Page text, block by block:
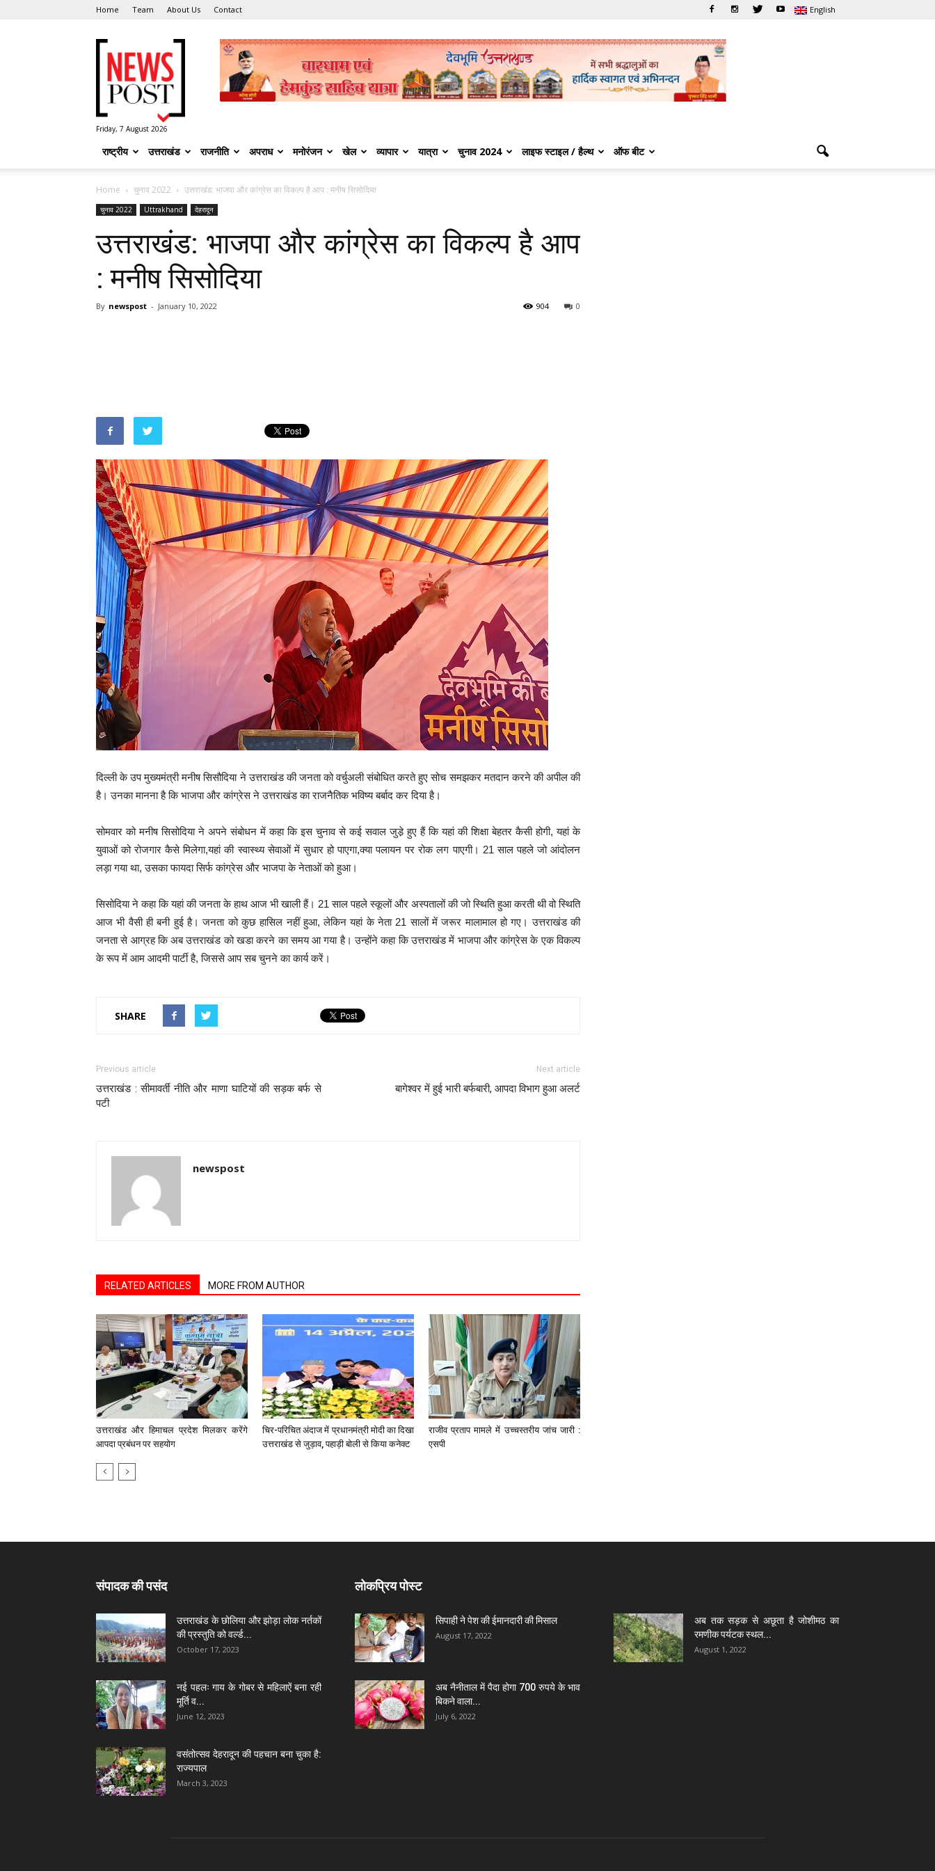
Home Team About Us Contact English
Post
Friday, 7 August 2026
राष्ट्रीय उत्तराखंड राजनीति अपराध मनोरंजन खेल व्यापार यात्रा चुनाव 2024 लाइफ स्टाइल / हैल्थ ऑफ बीट
Home चुनाव 2022 उत्तराखंड: भाजपा और कांग्रेस का विकल्प है आप : मनीष सिसोदिया
चुनाव 2022 Uttrakhand देहरादून
उत्तराखंड: भाजपा और कांग्रेस का विकल्प है आप
: मनीष सिसोदिया
By newspost - January 10, 2022 0
904
दिल्ली के उप मुख्यमंत्री मनीष सिसौदिया ने उत्तराखंड की जनता को वर्चुअली संबोधित करते हुए सोच समझकर मतदान करने की अपील की
है। उनका मानना है कि भाजपा और कांग्रेस ने उत्तराखंड का राजनैतिक भविष्य बर्बाद कर दिया है।
सोमवार को मनीष सिसोदिया ने अपने संबोधन में कहा कि इस चुनाव से कई सवाल जुडे़ हुए हैं कि यहां की शिक्षा बेहतर कैसी होगी, यहां के
युवाओं को रोजगार कैसे मिलेगा,यहां की स्वास्थ्य सेवाओं में सुधार हो पाएगा,क्या पलायन पर रोक लग पाएगी। 21 साल पहले जो आंदोलन
लड़ा गया था, उसका फायदा सिर्फ कांग्रेस और भाजपा के नेताओं को हुआ।
सिसोदिया ने कहा कि यहां की जनता के हाथ आज भी खाली हैं। 21 साल पहले स्कूलों और अस्पतालों की जो स्थिति हुआ करती थी वो स्थिति
आज भी वैसी ही बनी हुई है। जनता को कुछ हासिल नहीं हुआ, लेकिन यहां के नेता 21 सालों में जरूर मालामाल हो गए। उत्तराखंड की
जनता से आग्रह कि अब उत्तराखंड को खडा करने का समय आ गया है। उन्होंने कहा कि उत्तराखंड में भाजपा और कांग्रेस के एक विकल्प
के रूप में आम आदमी पार्टी है, जिससे आप सब चुनने का कार्य करें।
SHARE
Previous article
उत्तराखंड : सीमावर्ती नीति और माणा घाटियों की सड़क बर्फ से
पटी
Next article
बागेश्वर में हुई भारी बर्फबारी, आपदा विभाग हुआ अलर्ट
newspost
RELATED ARTICLES MORE FROM AUTHOR
उत्तराखंड और हिमाचल प्रदेश मिलकर करेंगे
आपदा प्रबंधन पर सहयाेग
चिर-परिचित अंदाज में प्रधानमंत्री मोदी का दिखा
उत्तराखंड से जुड़ाव, पहाड़ी बोली से किया कनेक्ट
राजीव प्रताप मामले में उच्चस्तरीय जांच जारी :
एसपी
संपादक की पसंद
उत्तराखंड के छोलिया और झोड़ा लोक नर्तकों
की प्रस्तुति को वर्ल्ड...
October 17, 2023
नई पहलः गाय के गोबर से महिलाऐं बना रही
मूर्ति व...
June 12, 2023
वसंतोत्सव देहरादून की पहचान बना चुका है:
राज्यपाल
March 3, 2023
लोकप्रिय पोस्ट
सिपाही ने पेश की ईमानदारी की मिसाल
August 17, 2022
अब तक सड़क से अछूता है जोशीमठ का
रमणीक पर्यटक स्थल...
August 1, 2022
अब नैनीताल में पैदा होगा 700 रुपये के भाव
बिकने वाला...
July 6, 2022